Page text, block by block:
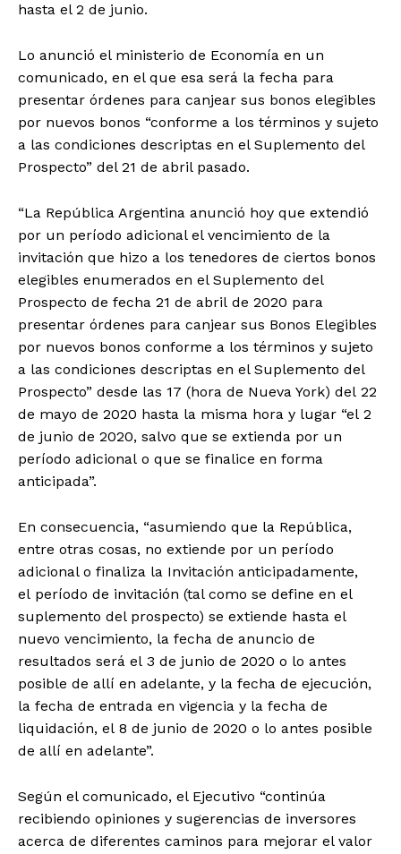
hasta el 2 de junio.
Lo anunció el ministerio de Economía en un
comunicado, en el que esa será la fecha para
presentar órdenes para canjear sus bonos elegibles
por nuevos bonos “conforme a los términos y sujeto
a las condiciones descriptas en el Suplemento del
Prospecto” del 21 de abril pasado.
“La República Argentina anunció hoy que extendió
por un período adicional el vencimiento de la
invitación que hizo a los tenedores de ciertos bonos
elegibles enumerados en el Suplemento del
Prospecto de fecha 21 de abril de 2020 para
presentar órdenes para canjear sus Bonos Elegibles
por nuevos bonos conforme a los términos y sujeto
a las condiciones descriptas en el Suplemento del
Prospecto” desde las 17 (hora de Nueva York) del 22
de mayo de 2020 hasta la misma hora y lugar “el 2
de junio de 2020, salvo que se extienda por un
período adicional o que se finalice en forma
anticipada”.
En consecuencia, “asumiendo que la República,
entre otras cosas, no extiende por un período
adicional o finaliza la Invitación anticipadamente,
el período de invitación (tal como se define en el
suplemento del prospecto) se extiende hasta el
nuevo vencimiento, la fecha de anuncio de
resultados será el 3 de junio de 2020 o lo antes
posible de allí en adelante, y la fecha de ejecución,
la fecha de entrada en vigencia y la fecha de
liquidación, el 8 de junio de 2020 o lo antes posible
de allí en adelante”.
Según el comunicado, el Ejecutivo “continúa
recibiendo opiniones y sugerencias de inversores
acerca de diferentes caminos para mejorar el valor